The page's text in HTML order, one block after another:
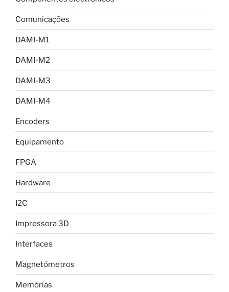
Comunicações
DAMI-M1
DAMI-M2
DAMI-M3
DAMI-M4
Encoders
Equipamento
FPGA
Hardware
I2C
Impressora 3D
Interfaces
Magnetómetros
Memórias